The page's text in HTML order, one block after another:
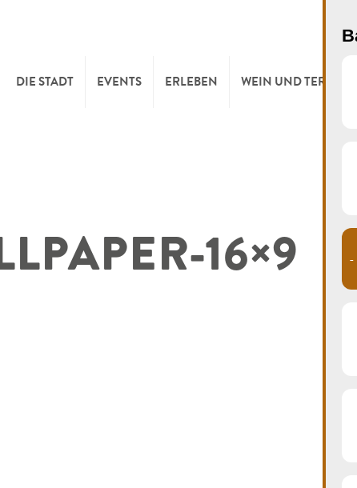
DIE STADT
SYNDICAT D’INITIATIVE
EVENTS ERLEBEN
NATUR
WEIN UND TERROIR
16×9 -